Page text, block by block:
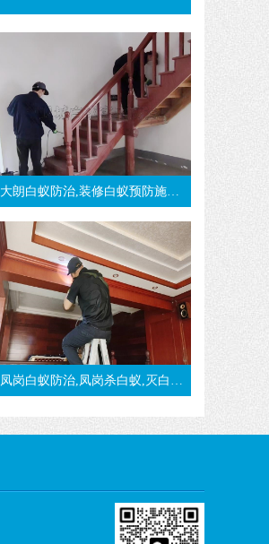
大朗白蚁防治,装修白蚁预防施工方法-东莞大朗灭白蚁公司
凤岗白蚁防治,凤岗杀白蚁,灭白蚁,治白蚁,凤岗白蚁预防-东莞凤岗白蚁公司